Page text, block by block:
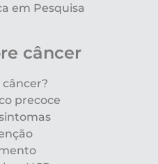
em Pesquisa
câncer
câncer?
precoce